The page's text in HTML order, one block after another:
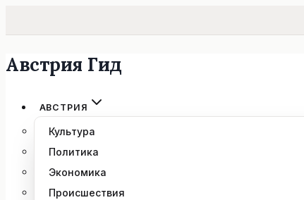
Перейти
содержимому
Австрия Гид
АВСТРИЯ
Культура
Политика
Экономика
Происшествия